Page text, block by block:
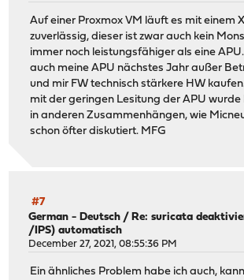
Auf einer Proxmox VM läuft es mit einem
zuverlässig, dieser ist zwar auch kein
immer noch leistungsfähiger als eine
auch meine APU nächstes Jahr außer
und mir FW technisch stärkere HW
mit der geringen Lesitung der APU wurde
in anderen Zusammenhängen, wie
schon öfter diskutiert. MFG
#7
German - Deutsch /Re: suricata
/IPS) automatisch
December 27, 2021, 08:55:36 PM
Ein ähnliches Problem habe ich auch,